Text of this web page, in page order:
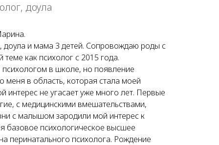
доула
доула и мама 3 детей. Сопровождаю роды с
как психолог с 2015 года.
в школе, но появление
меня в область, которая стала моей
интерес не угасает уже много лет. Первые
с медицинскими вмешательствами,
с малышом зародили мой интерес к
базовое психологическое высшее
перинатального психолога. Рождение